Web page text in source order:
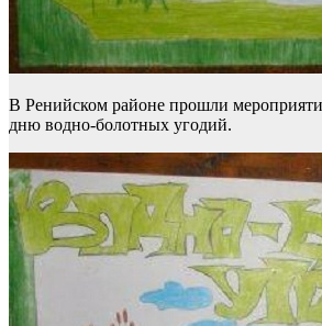
В Ренийском районе прошли
дню водно-болотных угодий.